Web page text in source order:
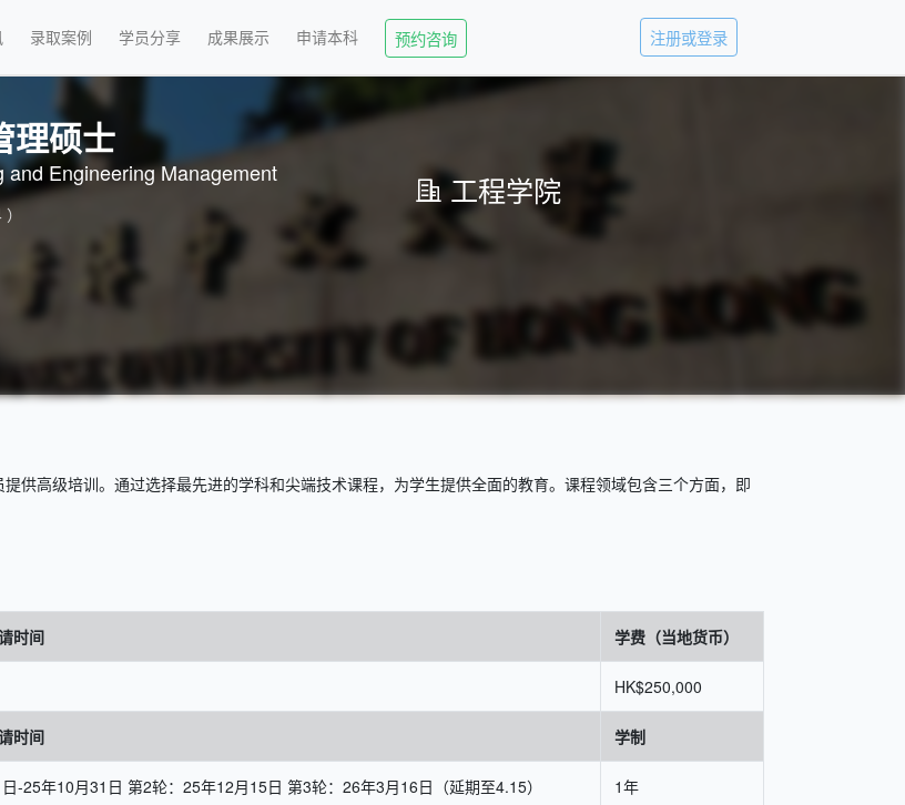
录取案例 学员分享 成果展示 申请本科 预约咨询 注册或登录
理硕士
Engineering Management 工程学院
供高级培训。通过选择最先进的学科和尖端技术课程，为学生提供全面的教育。课程领域包含三个方面，即
时间 学费（当地货币）
HK$250,000
时间 学制
-25年10月31日 第2轮：25年12月15日 第3轮：26年3月16日（延期至4.15） 1年